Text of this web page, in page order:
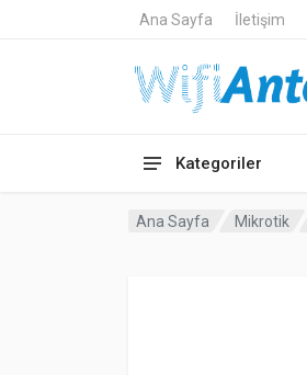
Ana Sayfa İletişim
Kategoriler
Ana Sayfa Mikrotik